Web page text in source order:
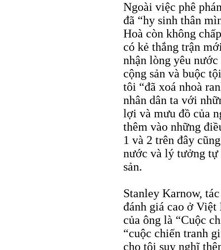
Ngoài việc phê
đã “hy sinh thân
Hoà còn không
có kẻ thắng trận
nhận lòng yêu
cộng sản và buộc
tôi “đã xoá nhoà
nhân dân ta với
lợi và mưu đồ của
thêm vào những
1 và 2 trên đây
nước và lý tưởng tự
sản.
Stanley Karnow,
đánh giá cao ở Việt
của ông là “Cuộc
“cuộc chiến tranh
cho tôi suy nghĩ